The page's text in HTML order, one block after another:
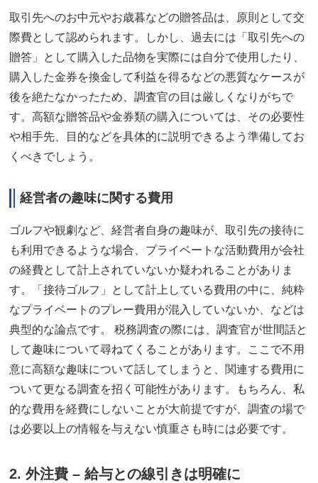
取引先へのお中元やお歳暮などの贈答品は、原則として交
際費として認められます。しかし、過去には「取引先への
贈答」として購入した品物を実際には自分で使用したり、
購入した金券を換金して利益を得るなどの悪質なケースが
後を絶たなかったため、調査官の目は厳しくなりがちで
す。高額な贈答品や金券類の購入については、その必要性
や相手先、目的などを具体的に説明できるよう準備してお
くべきでしょう。
経営者の趣味に関する費用
ゴルフや観劇など、経営者自身の趣味が、取引先の接待に
も利用できるような場合、プライベートな活動費用が会社
の経費として計上されていないか疑われることがありま
す。「接待ゴルフ」として計上している費用の中に、純粋
なプライベートのプレー費用が混入していないか、などは
典型的な論点です。 税務調査の際には、調査官が世間話と
して趣味について尋ねてくることがあります。ここで不用
意に高額な趣味について話してしまうと、関連する費用に
ついて更なる調査を招く可能性があります。もちろん、私
的な費用を経費にしないことが大前提ですが、調査の場で
は必要以上の情報を与えない慎重さも時には必要です。
2. 外注費 – 給与との線引きは明確に